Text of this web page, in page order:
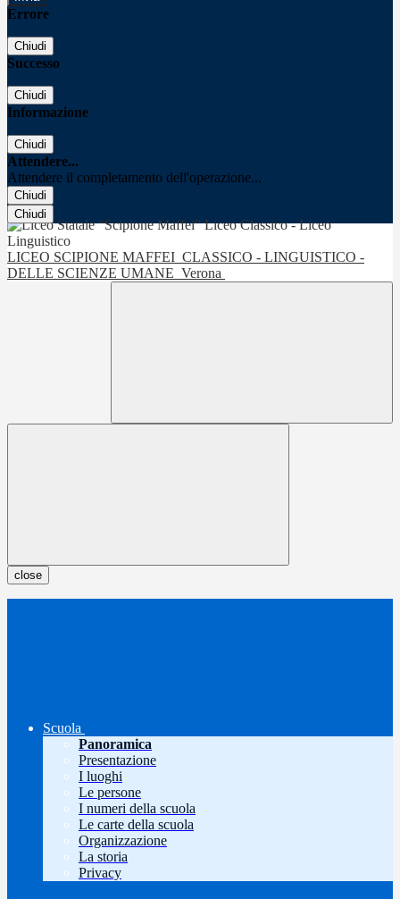
Errore
Chiudi
Successo
Chiudi
Informazione
Chiudi
Attendere...
Attendere il completamento dell'operazione...
Chiudi
Chiudi
LICEO SCIPIONE MAFFEI CLASSICO - LINGUISTICO -
DELLE SCIENZE UMANE Verona
close
Scuola
Panoramica
Presentazione
I luoghi
Le persone
I numeri della scuola
Le carte della scuola
Organizzazione
La storia
Privacy